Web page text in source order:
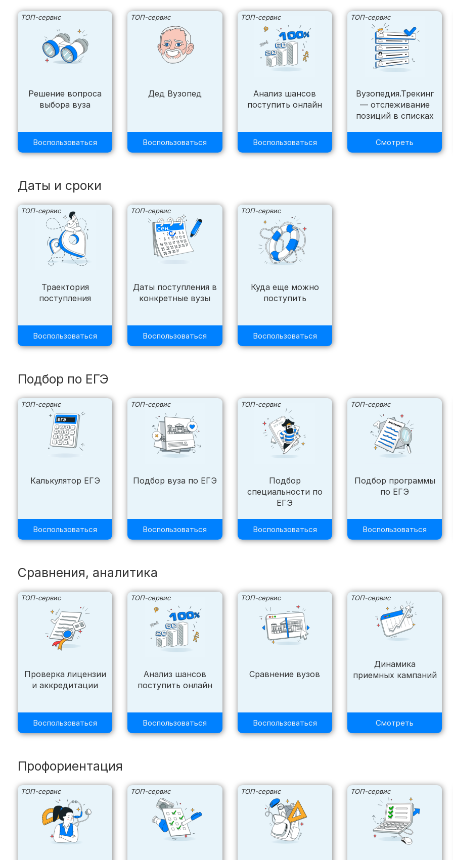
ТОП-сервис
Решение вопроса
выбора вуза
Воспользоваться
ТОП-сервис
Дед Вузопед
Воспользоваться
ТОП-сервис
Анализ шансов
поступить онлайн
Воспользоваться
ТОП-сервис
Вузопедия.Трекинг
— отслеживание
позиций в списках
Смотреть
Даты и сроки
ТОП-сервис
Траектория
поступления
Воспользоваться
ТОП-сервис
Даты поступления в
конкретные вузы
Воспользоваться
ТОП-сервис
Куда еще можно
поступить
Воспользоваться
Подбор по ЕГЭ
ТОП-сервис
Калькулятор ЕГЭ
Воспользоваться
ТОП-сервис
Подбор вуза по ЕГЭ
Воспользоваться
ТОП-сервис
Подбор
специальности по
ЕГЭ
Воспользоваться
ТОП-сервис
Подбор программы
по ЕГЭ
Воспользоваться
Сравнения, аналитика
ТОП-сервис
Проверка лицензии
и аккредитации
Воспользоваться
ТОП-сервис
Анализ шансов
поступить онлайн
Воспользоваться
ТОП-сервис
Сравнение вузов
Воспользоваться
ТОП-сервис
Динамика
приемных кампаний
Смотреть
Профориентация
ТОП-сервис ТОП-сервис ТОП-сервис ТОП-сервис